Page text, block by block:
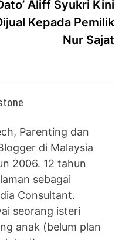
Aliff Syukri Kini
Kepada Pemilik
Nur Sajat
Parenting dan
di Malaysia
2006. 12 tahun
sebagai
Consultant.
seorang isteri
anak (belum plan